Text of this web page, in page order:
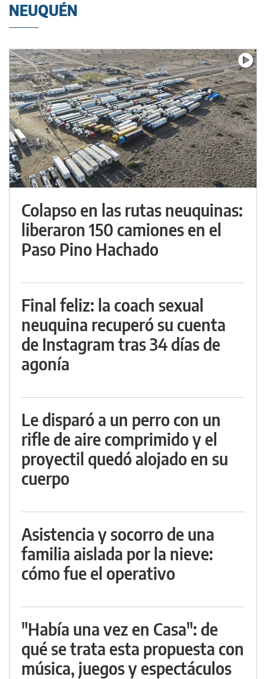
NEUQUÉN
Colapso en las rutas neuquinas:
liberaron 150 camiones en el
Paso Pino Hachado
Final feliz: la coach sexual
neuquina recuperó su cuenta
de Instagram tras 34 días de
agonía
Le disparó a un perro con un
rifle de aire comprimido y el
proyectil quedó alojado en su
cuerpo
Asistencia y socorro de una
familia aislada por la nieve:
cómo fue el operativo
"Había una vez en Casa": de
qué se trata esta propuesta con
música, juegos y espectáculos